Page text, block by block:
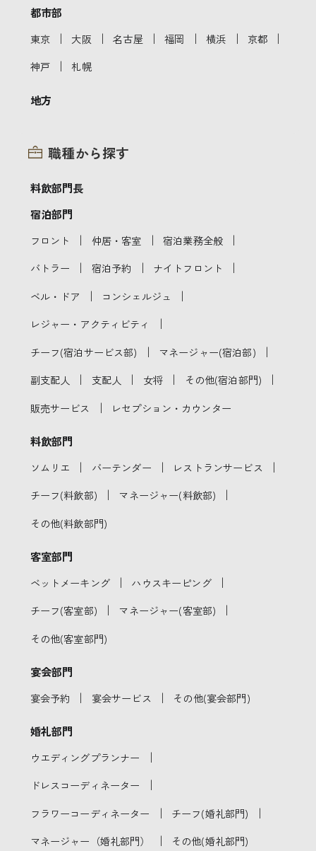
都市部
東京 ｜ 大阪 ｜ 名古屋 ｜ 福岡 ｜ 横浜 ｜ 京都 ｜
神戸 ｜ 札幌
地方
職種から探す
料飲部門長
宿泊部門
フロント ｜ 仲居・客室 ｜ 宿泊業務全般 ｜
バトラー ｜ 宿泊予約 ｜ ナイトフロント ｜
ベル・ドア ｜ コンシェルジュ ｜
レジャー・アクティビティ ｜
チーフ(宿泊サービス部) ｜ マネージャー(宿泊部) ｜
副支配人 ｜ 支配人 ｜ 女将 ｜ その他(宿泊部門) ｜
販売サービス ｜ レセプション・カウンター
料飲部門
ソムリエ ｜ バーテンダー ｜ レストランサービス ｜
チーフ(料飲部) ｜ マネージャー(料飲部) ｜
その他(料飲部門)
客室部門
ベットメーキング ｜ ハウスキーピング ｜
チーフ(客室部) ｜ マネージャー(客室部) ｜
その他(客室部門)
宴会部門
宴会予約 ｜ 宴会サービス ｜ その他(宴会部門)
婚礼部門
ウエディングプランナー ｜
ドレスコーディネーター ｜
フラワーコーディネーター ｜ チーフ(婚礼部門) ｜
マネージャー（婚礼部門） ｜ その他(婚礼部門)